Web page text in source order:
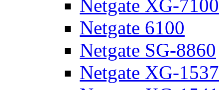
Netgate XG-7100
Netgate 6100
Netgate SG-8860
Netgate XG-1537